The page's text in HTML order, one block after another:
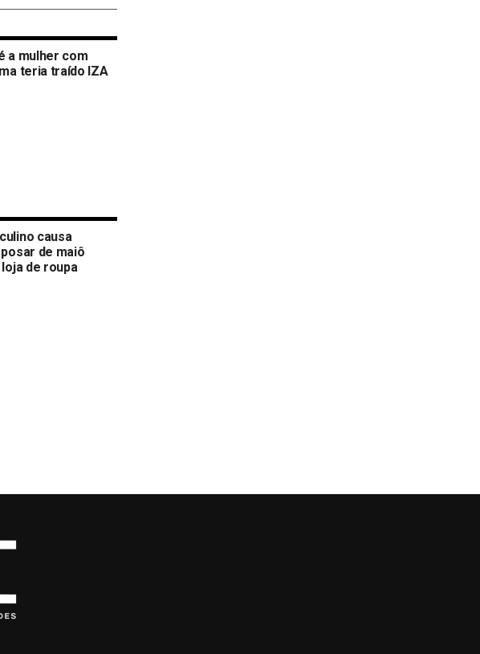
a mulher com
teria traído IZA
causa
de maiô
de roupa